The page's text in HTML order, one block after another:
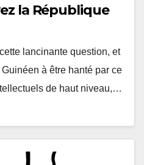
la République
lancinante question, et
à être hanté par ce
de haut niveau,…